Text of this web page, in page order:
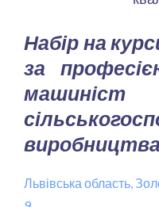
Набір на
за
машиніст
виробництва
Львівська область,